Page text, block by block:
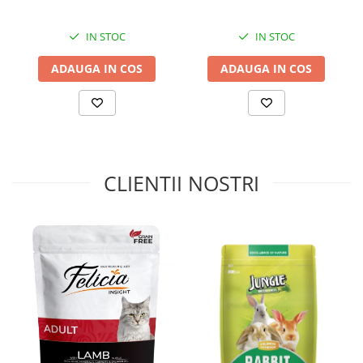
contribuie la menținerea unui sistem imunitar puternic, la
sănătatea pielii și a blănii.
- Oferă proteine de înaltă calitate, esențiale pentru
dezvoltarea masei musculare și pentru susținerea unui
metabolism sănătos.
afecțiunilor cardiace.
- Morcovi, mere, roșii și merișoare – bogate în antioxidanți
naturali, care contribuie la prevenirea stresului oxidativ și
la susținerea sistemului imunitar.
- Extract de Yucca schidigera – reduce mirosurile neplăcute
ale excrementelor, îmbunătățind confortul în locuință.
- Drojdia de bere și fibre vegetale – ajută la reglarea
digestiei și menținerea unei flore intestinale echilibrate.
IN STOC
ADAUGA IN COS
IN STOC
ADAUGA IN COS
CLIENTII NOSTRI